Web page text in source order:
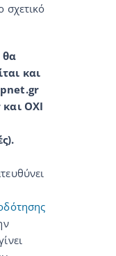
σχετικό
θα
και
OXI